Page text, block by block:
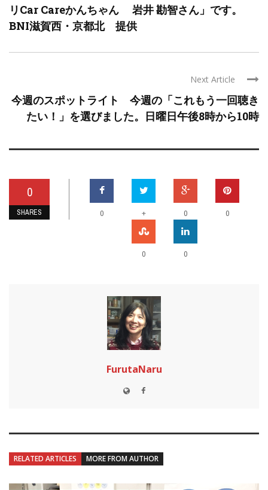
リCar Careかんちゃん 岩井 勘智さん」です。
BNI滋賀西・京都北 提供
Next Article
今週のスポットライト 今週の「これもう一回聴き
たい！」を選びました。日曜日午後8時から10時
0
SHARES 0 + 0 0
0 0
FurutaNaru
RELATED ARTICLES MORE FROM AUTHOR